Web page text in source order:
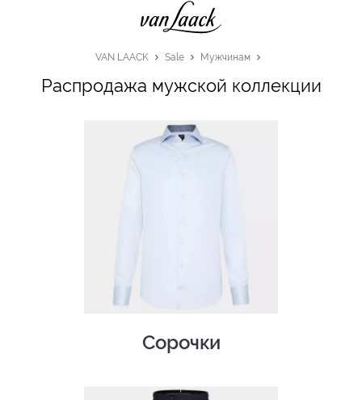
VAN LAACK Sale Мужчинам
Распродажа мужской коллекции
Сорочки